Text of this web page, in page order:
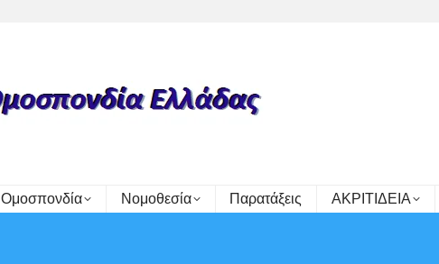
Ομοσπονδία Νομοθεσία Παρατάξεις ΑΚΡΙΤΙΔΕΙΑ